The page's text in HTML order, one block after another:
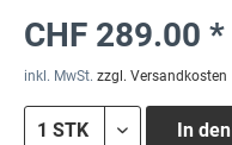
CHF 289.00 *
inkl. MwSt. zzgl. Versandkosten
In den